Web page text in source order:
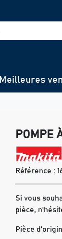
Meilleures
POMPE
Référence :
Si vous
pièce,
Pièce